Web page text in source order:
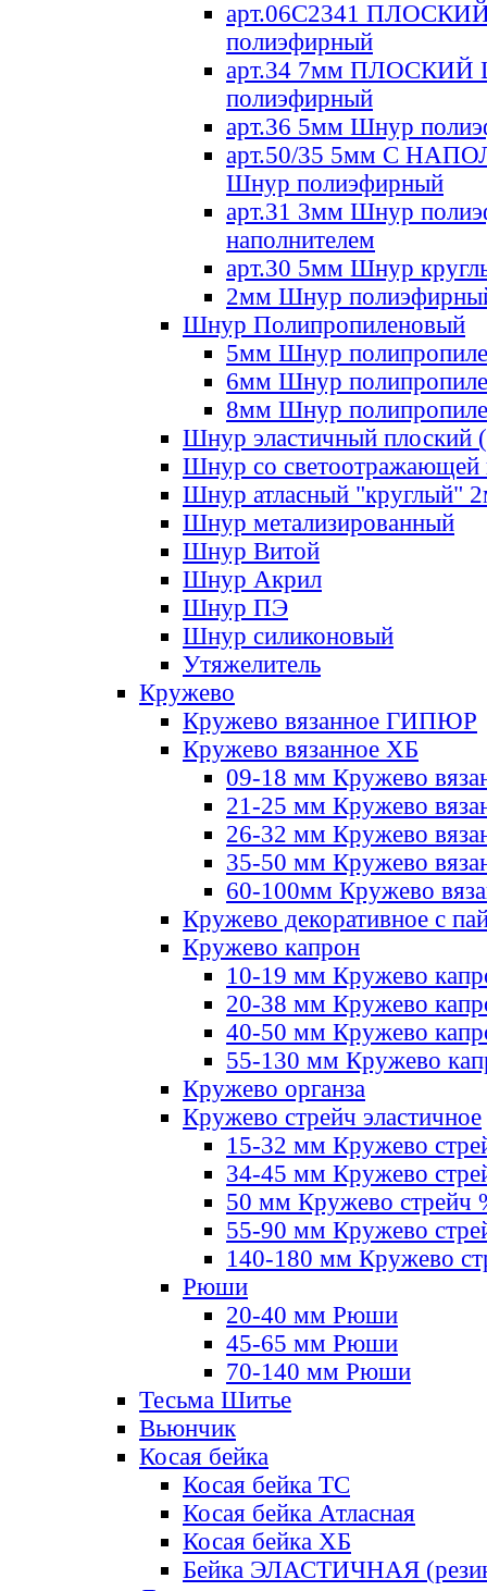
арт.06С2341
полиэфирный
арт.34 7мм ПЛОСКИЙ
полиэфирный
арт.36 5мм Шнур
арт.50/35 5мм С
Шнур полиэфирный
арт.31 3мм Шнур
наполнителем
арт.30 5мм Шнур
2мм Шнур
Шнур Полипропиленовый
5мм Шнур
6мм Шнур
8мм Шнур
Шнур эластичный плоский
Шнур со светоотражающей
Шнур атласный "круглый"
Шнур метализированный
Шнур Витой
Шнур Акрил
Шнур ПЭ
Шнур силиконовый
Утяжелитель
Кружево
Кружево вязанное ГИПЮР
Кружево вязанное ХБ
09-18 мм Кружево
21-25 мм Кружево
26-32 мм Кружево
35-50 мм Кружево
60-100мм Кружево
Кружево декоративное с
Кружево капрон
10-19 мм Кружево
20-38 мм Кружево
40-50 мм Кружево
55-130 мм Кружево
Кружево органза
Кружево стрейч эластичное
15-32 мм Кружево
34-45 мм Кружево
50 мм Кружево стрейч
55-90 мм Кружево
140-180 мм Кружево
Рюши
20-40 мм Рюши
45-65 мм Рюши
70-140 мм Рюши
Тесьма Шитье
Вьюнчик
Косая бейка
Косая бейка ТС
Косая бейка Атласная
Косая бейка ХБ
Бейка ЭЛАСТИЧНАЯ